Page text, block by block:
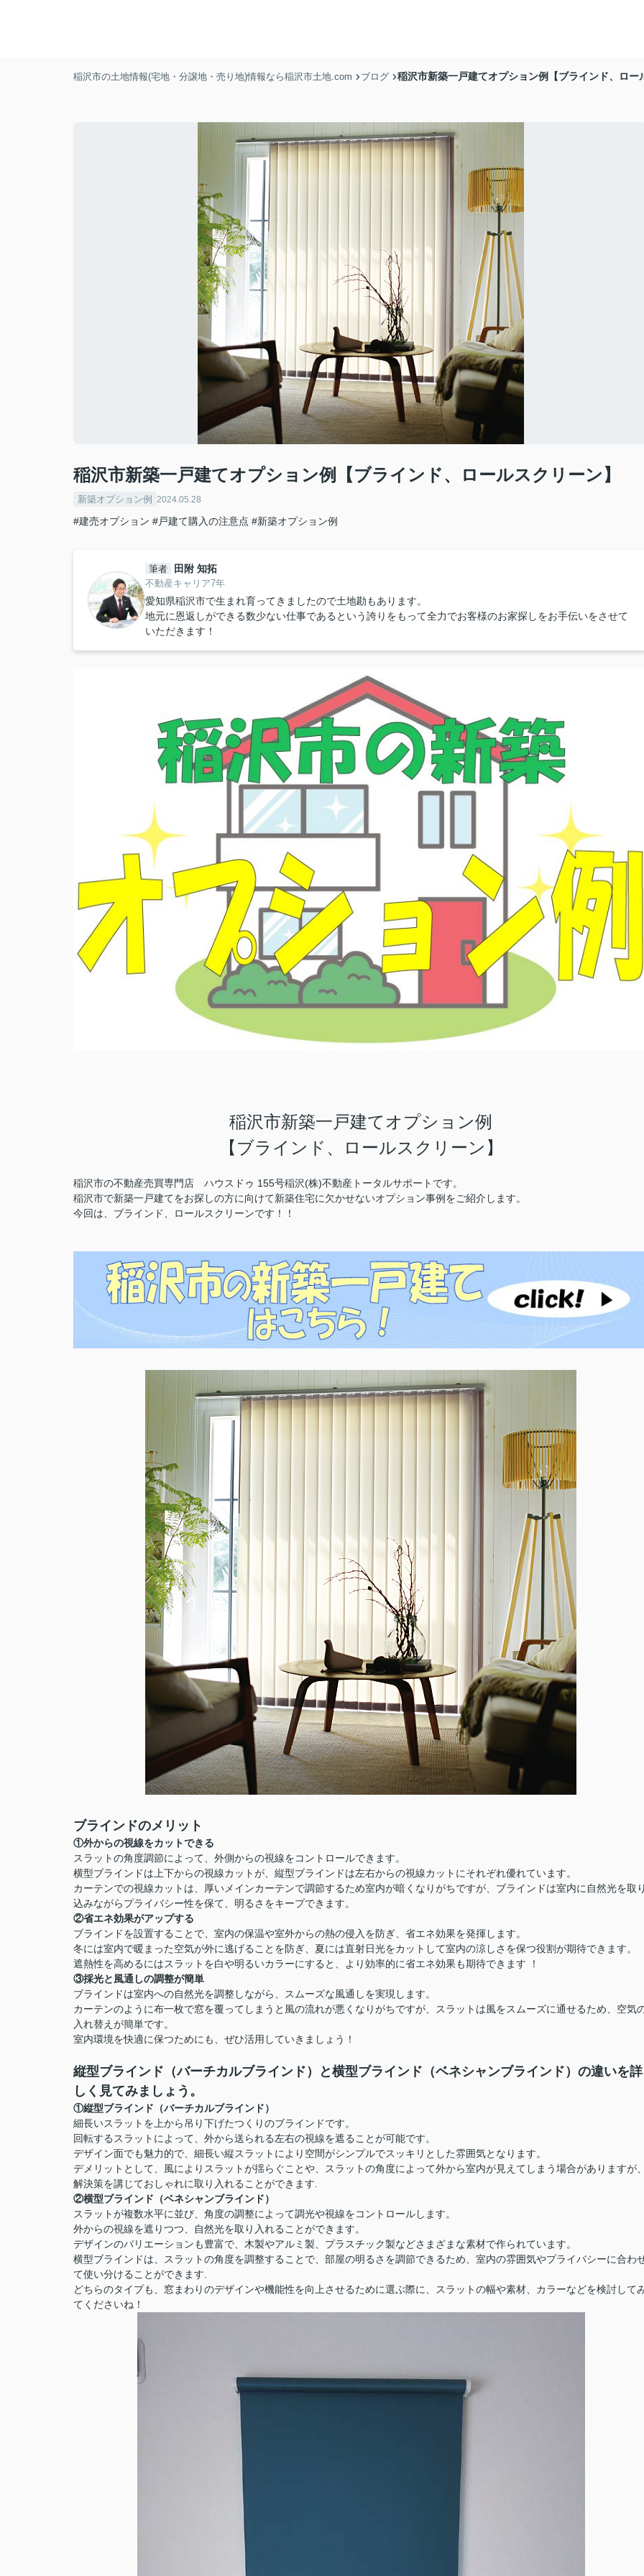
稲沢市の土地情報(宅地・分譲地・売り地)情報なら稲沢市土地.com ブログ 稲沢市新築一戸建てオプション例【ブラインド、ロー
稲沢市新築一戸建てオプション例【ブラインド、ロールスクリーン】
新築オプション例 2024.05.28
#建売オプション #戸建て購入の注意点 #新築オプション例
筆者 田附 知拓
不動産キャリア7年
愛知県稲沢市で生まれ育ってきましたので土地勘もあります。
地元に恩返しができる数少ない仕事であるという誇りをもって全力でお客様のお家探しをお手伝いをさせて
いただきます！
稲沢市新築一戸建てオプション例
【ブラインド、ロールスクリーン】
稲沢市の不動産売買専門店 ハウスドゥ 155号稲沢(株)不動産トータルサポートです。
稲沢市で新築一戸建てをお探しの方に向けて新築住宅に欠かせないオプション事例をご紹介します。
今回は、ブラインド、ロールスクリーンです！！
ブラインドのメリット
①外からの視線をカットできる
スラットの角度調節によって、外側からの視線をコントロールできます。
横型ブラインドは上下からの視線カットが、縦型ブラインドは左右からの視線カットにそれぞれ優れています。
カーテンでの視線カットは、厚いメインカーテンで調節するため室内が暗くなりがちですが、ブラインドは室内に自然光を取
込みながらプライバシー性を保て、明るさをキープできます。
②省エネ効果がアップする
ブラインドを設置することで、室内の保温や室外からの熱の侵入を防ぎ、省エネ効果を発揮します。
冬には室内で暖まった空気が外に逃げることを防ぎ、夏には直射日光をカットして室内の涼しさを保つ役割が期待できます。
遮熱性を高めるにはスラットを白や明るいカラーにすると、より効率的に省エネ効果も期待できます ！
③採光と風通しの調整が簡単
ブラインドは室内への自然光を調整しながら、スムーズな風通しを実現します。
カーテンのように布一枚で窓を覆ってしまうと風の流れが悪くなりがちですが、スラットは風をスムーズに通せるため、空気
入れ替えが簡単です。
室内環境を快適に保つためにも、ぜひ活用していきましょう！
縦型ブラインド（バーチカルブラインド）と横型ブラインド（ベネシャンブラインド）の違いを詳
しく見てみましょう。
①縦型ブラインド（バーチカルブラインド）
細長いスラットを上から吊り下げたつくりのブラインドです。
回転するスラットによって、外から送られる左右の視線を遮ることが可能です。
デザイン面でも魅力的で、細長い縦スラットにより空間がシンプルでスッキリとした雰囲気となります。
デメリットとして、風によりスラットが揺らぐことや、スラットの角度によって外から室内が見えてしまう場合がありますが
解決策を講じておしゃれに取り入れることができます.
②横型ブラインド（ベネシャンブラインド）
スラットが複数水平に並び、角度の調整によって調光や視線をコントロールします。
外からの視線を遮りつつ、自然光を取り入れることができます。
デザインのバリエーションも豊富で、木製やアルミ製、プラスチック製などさまざまな素材で作られています。
横型ブラインドは、スラットの角度を調整することで、部屋の明るさを調節できるため、室内の雰囲気やプライバシーに合わ
て使い分けることができます.
どちらのタイプも、窓まわりのデザインや機能性を向上させるために選ぶ際に、スラットの幅や素材、カラーなどを検討して
てくださいね！